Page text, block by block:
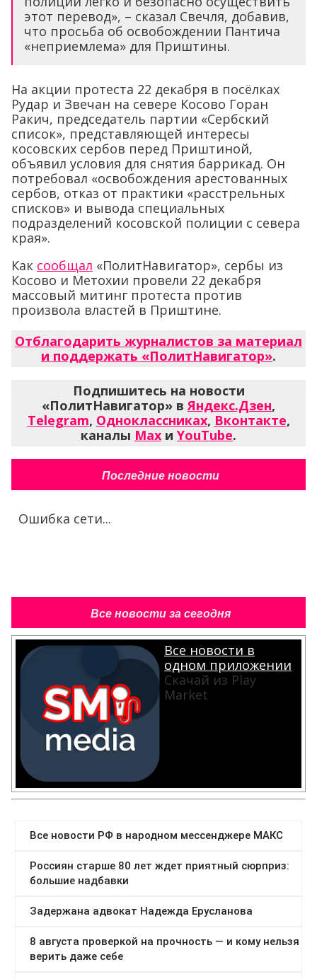
этот перевод», – сказал Свечля, добавив,
что просьба об освобождении Пантича
«неприемлема» для Приштины.
На акции протеста 22 декабря в посёлках
Рудар и Звечан на севере Косово Горан
Ракич, председатель партии «Сербский
список», представляющей интересы
косовских сербов перед Приштиной,
объявил условия для снятия баррикад. Он
потребовал «освобождения арестованных
сербов, отказ от практики «расстрельных
списков» и вывода специальных
подразделений косовской полиции с севера
края».
Как сообщал «ПолитНавигатор», сербы из
Косово и Метохии провели 22 декабря
массовый митинг протеста против
произвола властей в Приштине.
Отблагодарить журналистов за материал
и поддержать «ПолитНавигатор».
Подпишитесь на новости
«ПолитНавигатор» вЯндекс.Дзен,
Telegram, Одноклассниках, Вконтакте,
каналы Max и YouTube.
Последние новости
Ошибка сети...
Все новости за сегодня
Все новости в
одном приложении
Скачай из Play
Market